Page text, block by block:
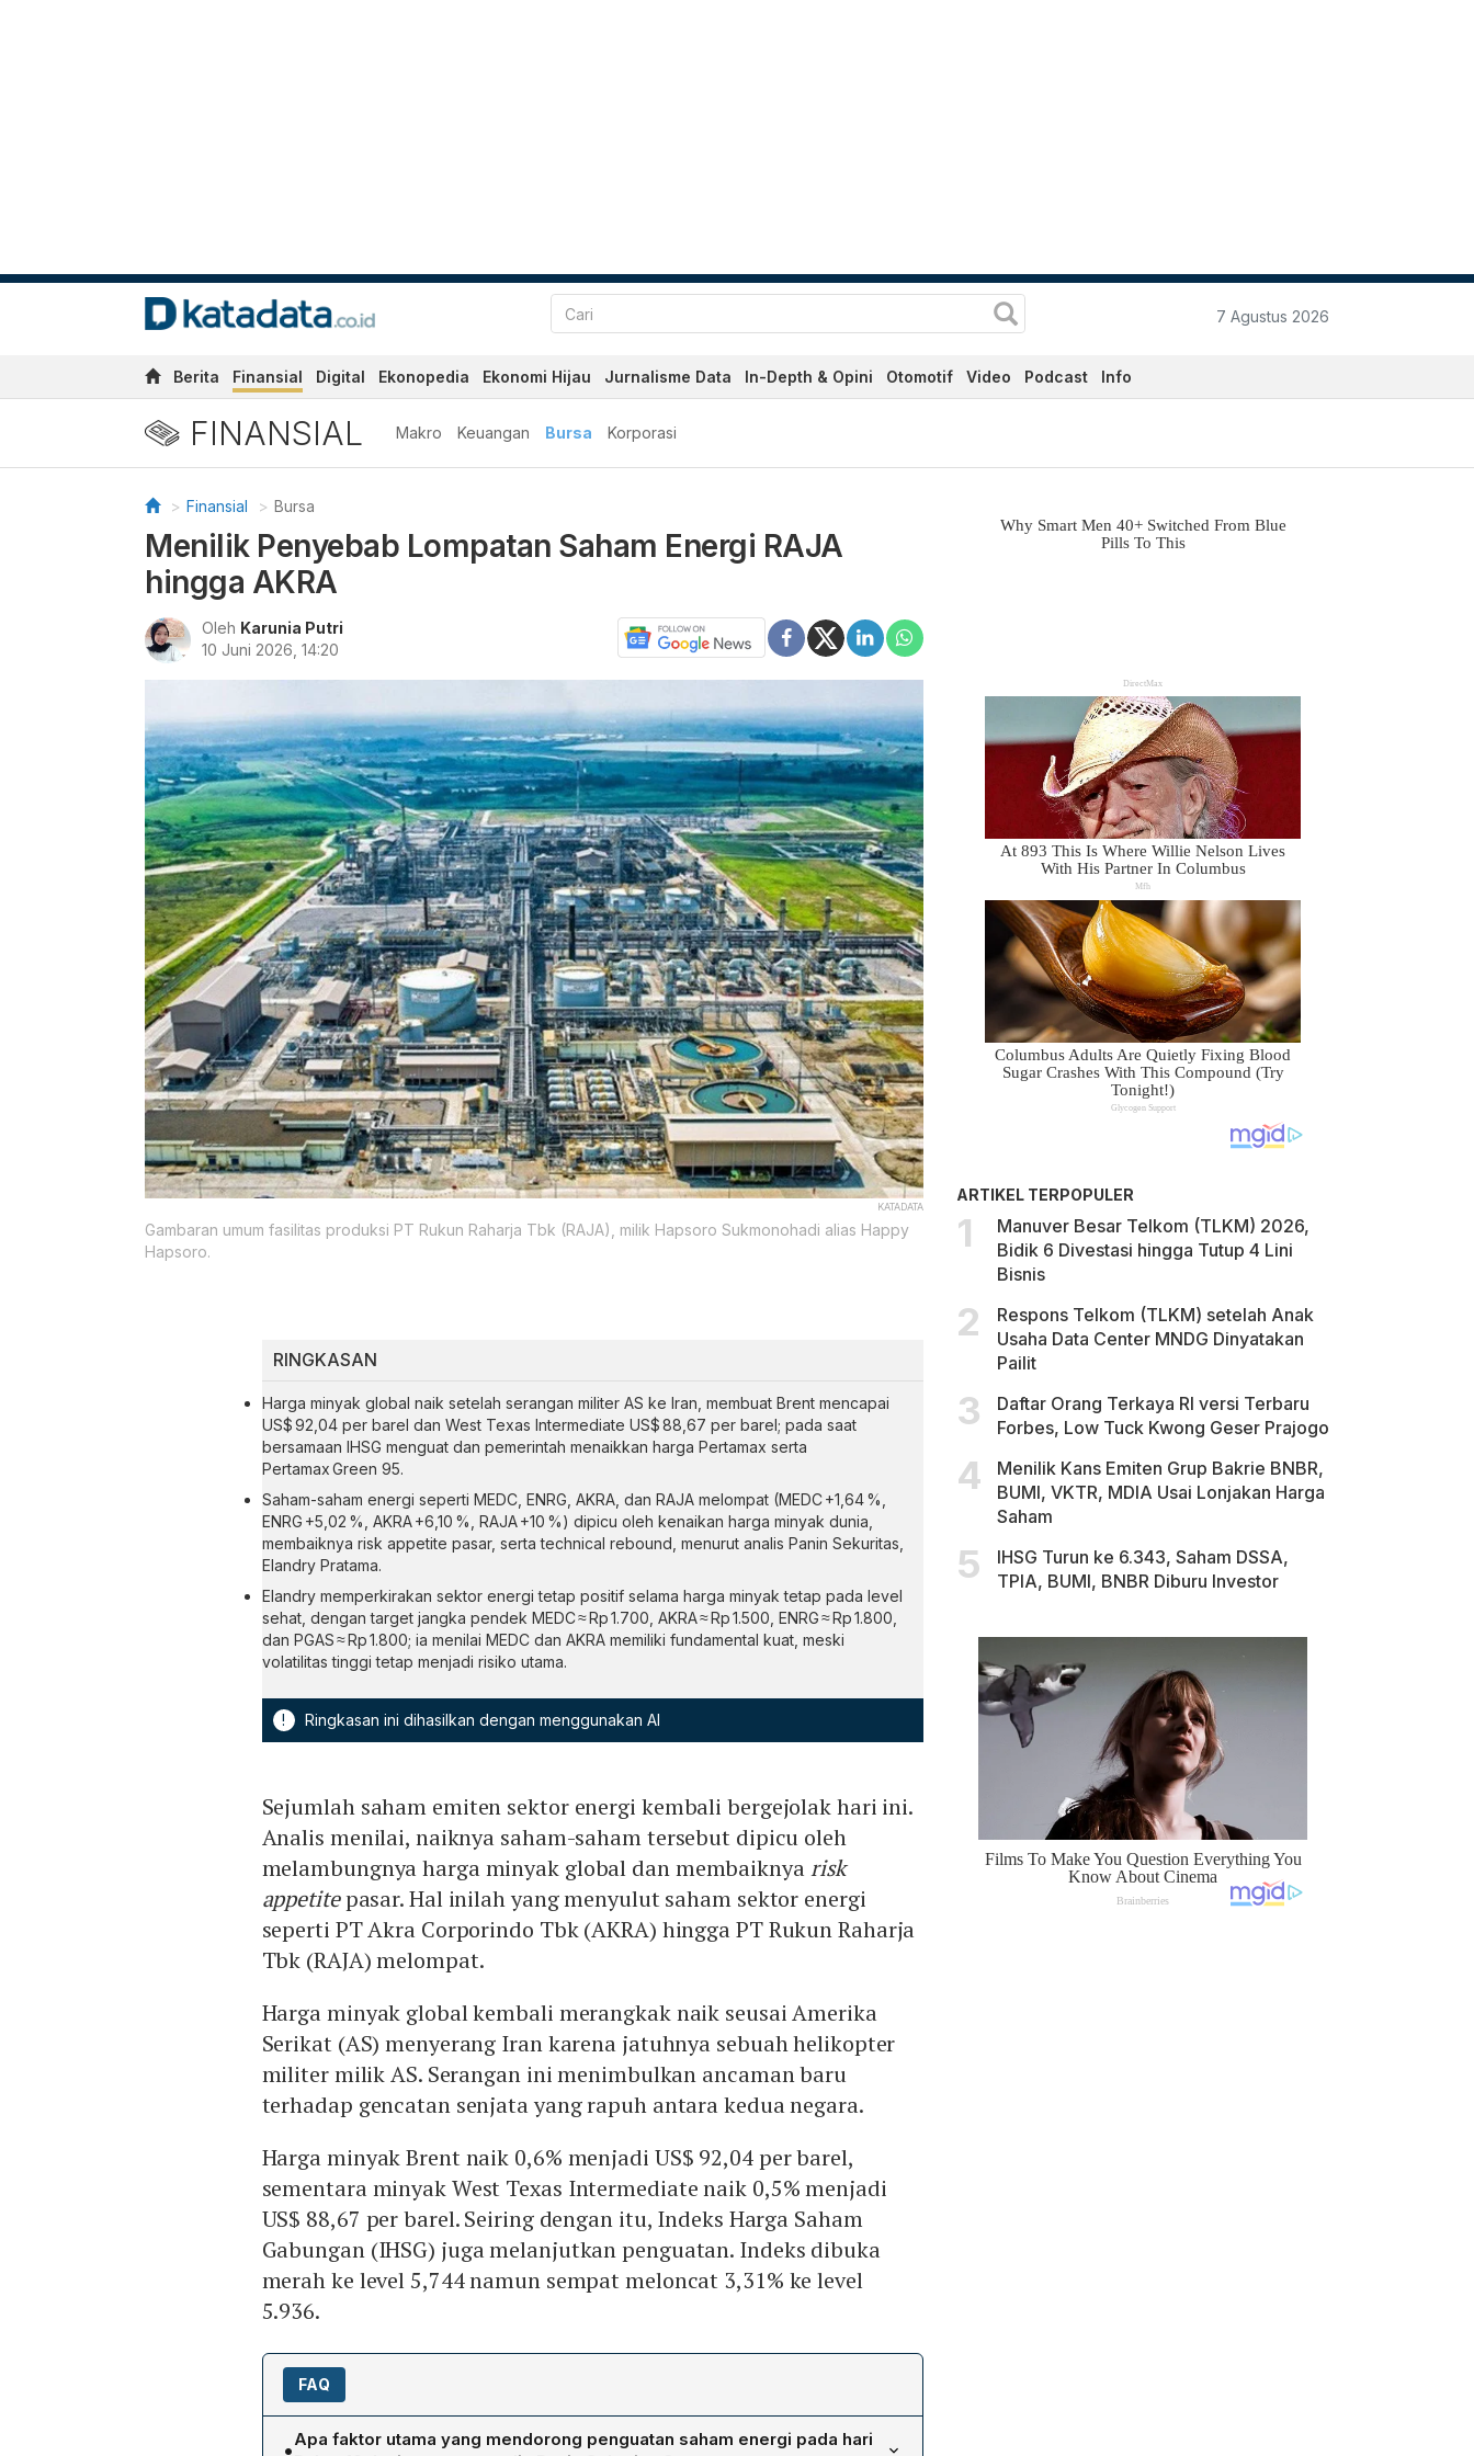
7 Agustus 2026
Berita Finansial Digital Ekonopedia Ekonomi Hijau Jurnalisme Data In-Depth & Opini Otomotif Video Podcast Info
FINANSIAL Makro Keuangan Bursa Korporasi
Finansial Bursa
Menilik Penyebab Lompatan Saham Energi RAJA
hingga AKRA
Oleh Karunia Putri
10 Juni 2026, 14:20
KATADATA
Gambaran umum fasilitas produksi PT Rukun Raharja Tbk (RAJA), milik Hapsoro Sukmonohadi alias Happy
Hapsoro.
RINGKASAN
Harga minyak global naik setelah serangan militer AS ke Iran, membuat Brent mencapai
US$ 92,04 per barel dan West Texas Intermediate US$ 88,67 per barel; pada saat
bersamaan IHSG menguat dan pemerintah menaikkan harga Pertamax serta
Pertamax Green 95.
Saham-saham energi seperti MEDC, ENRG, AKRA, dan RAJA melompat (MEDC +1,64 %,
ENRG +5,02 %, AKRA +6,10 %, RAJA +10 %) dipicu oleh kenaikan harga minyak dunia,
membaiknya risk appetite pasar, serta technical rebound, menurut analis Panin Sekuritas,
Elandry Pratama.
Elandry memperkirakan sektor energi tetap positif selama harga minyak tetap pada level
sehat, dengan target jangka pendek MEDC ≈ Rp 1.700, AKRA ≈ Rp 1.500, ENRG ≈ Rp 1.800,
dan PGAS ≈ Rp 1.800; ia menilai MEDC dan AKRA memiliki fundamental kuat, meski
volatilitas tinggi tetap menjadi risiko utama.
! Ringkasan ini dihasilkan dengan menggunakan AI
Sejumlah saham emiten sektor energi kembali bergejolak hari ini.
Analis menilai, naiknya saham-saham tersebut dipicu oleh
melambungnya harga minyak global dan membaiknyarisk
appetitepasar. Hal inilah yang menyulut saham sektor energi
seperti PT Akra Corporindo Tbk (AKRA) hingga PT Rukun Raharja
Tbk (RAJA) melompat.
Harga minyak global kembali merangkak naik seusai Amerika
Serikat (AS) menyerang Iran karena jatuhnya sebuah helikopter
militer milik AS. Serangan ini menimbulkan ancaman baru
terhadap gencatan senjata yang rapuh antara kedua negara.
Harga minyak Brent naik 0,6% menjadi US$ 92,04 per barel,
sementara minyak West Texas Intermediate naik 0,5% menjadi
US$ 88,67 per barel. Seiring dengan itu, Indeks Harga Saham
Gabungan (IHSG) juga melanjutkan penguatan. Indeks dibuka
merah ke level 5,744 namun sempat meloncat 3,31% ke level
5.936.
FAQ
•Apa faktor utama yang mendorong penguatan saham energi pada hari
ARTIKEL TERPOPULER
Manuver Besar Telkom (TLKM) 2026,
Bidik 6 Divestasi hingga Tutup 4 Lini
Bisnis
Respons Telkom (TLKM) setelah Anak
Usaha Data Center MNDG Dinyatakan
Pailit
Daftar Orang Terkaya RI versi Terbaru
Forbes, Low Tuck Kwong Geser Prajogo
Menilik Kans Emiten Grup Bakrie BNBR,
BUMI, VKTR, MDIA Usai Lonjakan Harga
Saham
IHSG Turun ke 6.343, Saham DSSA,
TPIA, BUMI, BNBR Diburu Investor